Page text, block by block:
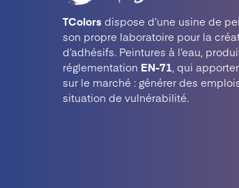
TColors dispose d’une usine de
son propre laboratoire pour la
d’adhésifs. Peintures à l’eau,
réglementation EN-71 , qui
sur le marché : générer des
situation de vulnérabilité.